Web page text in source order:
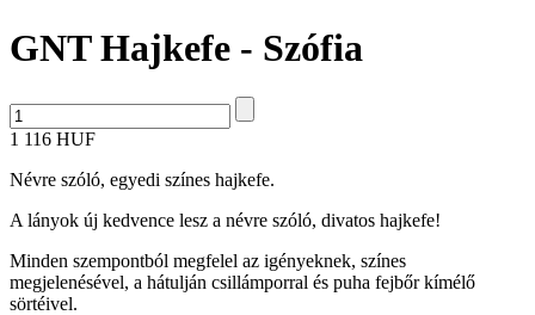
GNT Hajkefe - Szófia
1 116 HUF
Névre szóló, egyedi színes hajkefe.
A lányok új kedvence lesz a névre szóló, divatos hajkefe!
Minden szempontból megfelel az igényeknek, színes
megjelenésével, a hátulján csillámporral és puha fejbőr kímélő
sörtéivel.